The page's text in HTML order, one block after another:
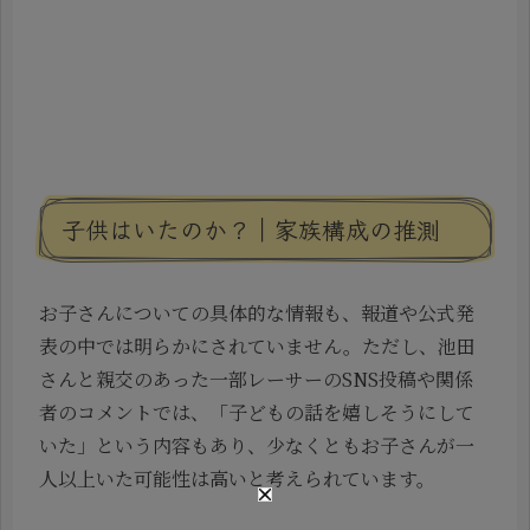
子供はいたのか？｜家族構成の推測
お子さんについての具体的な情報も、報道や公式発
表の中では明らかにされていません。ただし、池田
さんと親交のあった一部レーサーのSNS投稿や関係
者のコメントでは、「子どもの話を嬉しそうにして
いた」という内容もあり、少なくともお子さんが一
人以上いた可能性は高いと考えられています。